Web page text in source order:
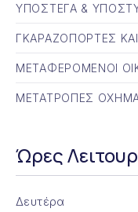
ΥΠΟΣΤΕΓΑ &
ΓΚΑΡΑΖΟΠΟΡΤΕΣ
ΜΕΤΑΦΕΡΟΜΕΝΟΙ
ΜΕΤΑΤΡΟΠΕΣ
Ώρες
Δευτέρα